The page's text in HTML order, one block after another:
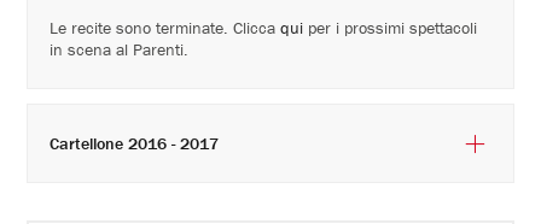
Le recite sono terminate. Cliccaqui per i prossimi spettacoli
in scena al Parenti.
Cartellone 2016 - 2017